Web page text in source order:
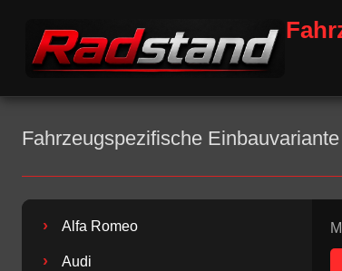
Fahrzeugspezifische Einbauvariante
› Alfa Romeo
› Audi